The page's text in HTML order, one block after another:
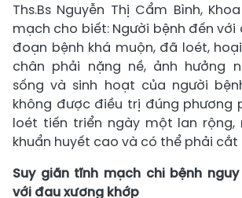
Ths.Bs Nguyễn Thị Cẩm Bình,
mạch cho biết: Người bệnh đến
đoạn bệnh khá muộn, đã loét,
chân phải nặng nề, ảnh hưởng
sống và sinh hoạt của người
không được điều trị đúng phương
loét tiến triển ngày một lan rộng,
khuẩn huyết cao và có thể phải cắt
Suy giãn tĩnh mạch chi bệnh
với đau xương khớp